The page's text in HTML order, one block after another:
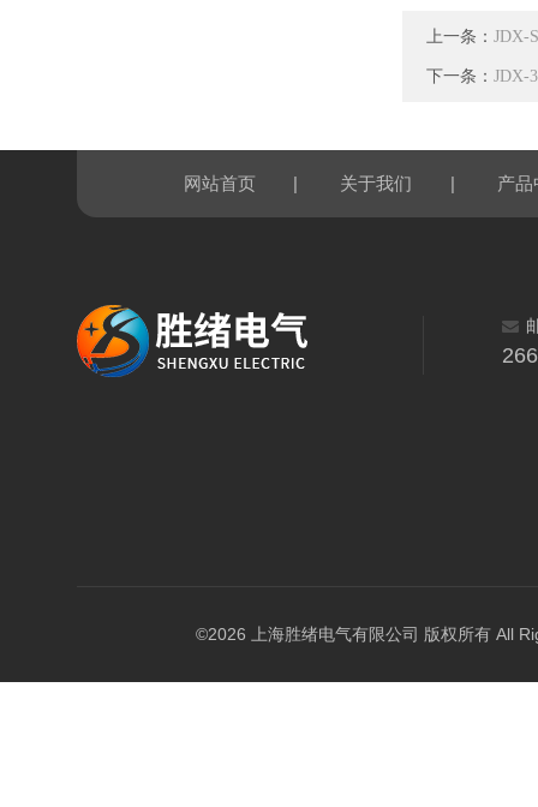
上一条： JDX-
下一条： JDX-
网站首页 | 关于我们 | 产品
©2026 上海胜绪电气有限公司 版权所有 All